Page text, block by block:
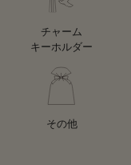
チャーム
キーホルダー
その他